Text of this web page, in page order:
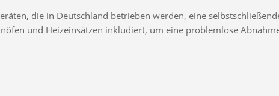
die in Deutschland betrieben werden, eine
und Heizeinsätzen inkludiert, um eine problemlose